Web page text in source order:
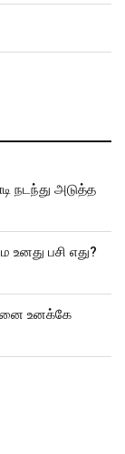
நடந்து அடுத்த
பசி எது?
உனக்கே